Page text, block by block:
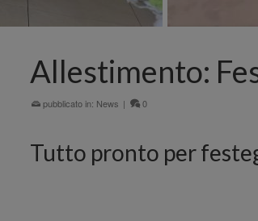
Allestimento:
pubblicato in: News | 0
Tutto pronto per